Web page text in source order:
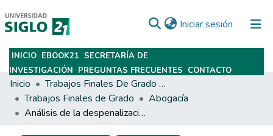
Iniciar sesión (current)
Subir
INICIO EBOOK21 SECRETARÍA DE
INVESTIGACIÓN PREGUNTAS FRECUENTES CONTACTO
Inicio
Trabajos Finales De Grado Y Posgrado
Trabajos Finales de Grado
Abogacía
Análisis de la despenalización de la tenencia para consumo de estupefacientes.